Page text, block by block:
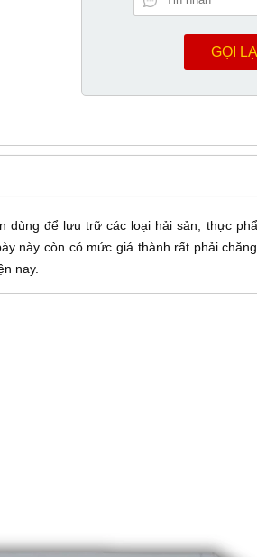
GỌI
dùng để lưu trữ các loại hải sản, thực
này còn có mức giá thành rất phải
nay.